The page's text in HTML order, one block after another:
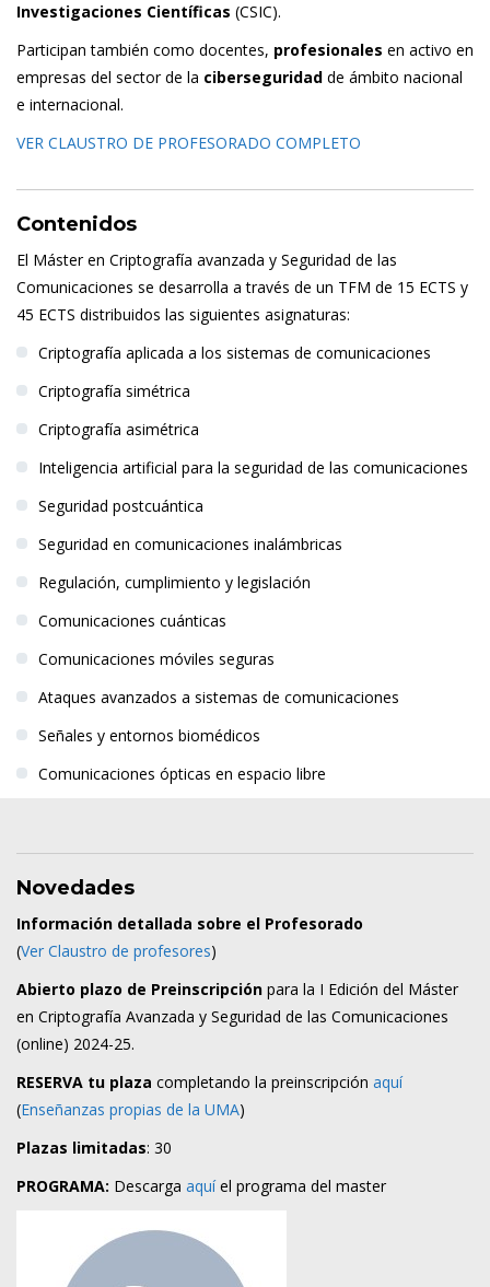
Investigaciones Científicas (CSIC).
Participan también como docentes, profesionales en activo en
empresas del sector de la ciberseguridad de ámbito nacional
e internacional.
VER CLAUSTRO DE PROFESORADO COMPLETO
Contenidos
El Máster en Criptografía avanzada y Seguridad de las
Comunicaciones se desarrolla a través de un TFM de 15 ECTS y
45 ECTS distribuidos las siguientes asignaturas:
Criptografía aplicada a los sistemas de comunicaciones
Criptografía simétrica
Criptografía asimétrica
Inteligencia artificial para la seguridad de las comunicaciones
Seguridad postcuántica
Seguridad en comunicaciones inalámbricas
Regulación, cumplimiento y legislación
Comunicaciones cuánticas
Comunicaciones móviles seguras
Ataques avanzados a sistemas de comunicaciones
Señales y entornos biomédicos
Comunicaciones ópticas en espacio libre
Novedades
Información detallada sobre el Profesorado
(Ver Claustro de profesores)
Abierto plazo de Preinscripción para la I Edición del Máster
en Criptografía Avanzada y Seguridad de las Comunicaciones
(online) 2024-25.
RESERVA tu plaza completando la preinscripción aquí
(Enseñanzas propias de la UMA)
Plazas limitadas: 30
PROGRAMA: Descarga aquíel programa del master